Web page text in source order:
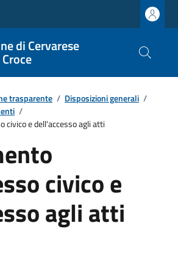
di Cervarese
trasparente / Disposizioni generali /
/
civico e dell'accesso agli atti
civico e
agli atti